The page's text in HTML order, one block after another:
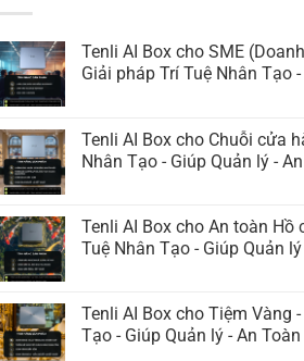
Tenli AI Box cho SME
Giải pháp Trí Tuệ Nhân Tạo
Tenli AI Box cho Chuỗi cửa
Nhân Tạo - Giúp Quản lý -
Tenli AI Box cho An toàn Hồ
Tuệ Nhân Tạo - Giúp Quản
Tenli AI Box cho Tiệm Vàng
Tạo - Giúp Quản lý - An Toàn